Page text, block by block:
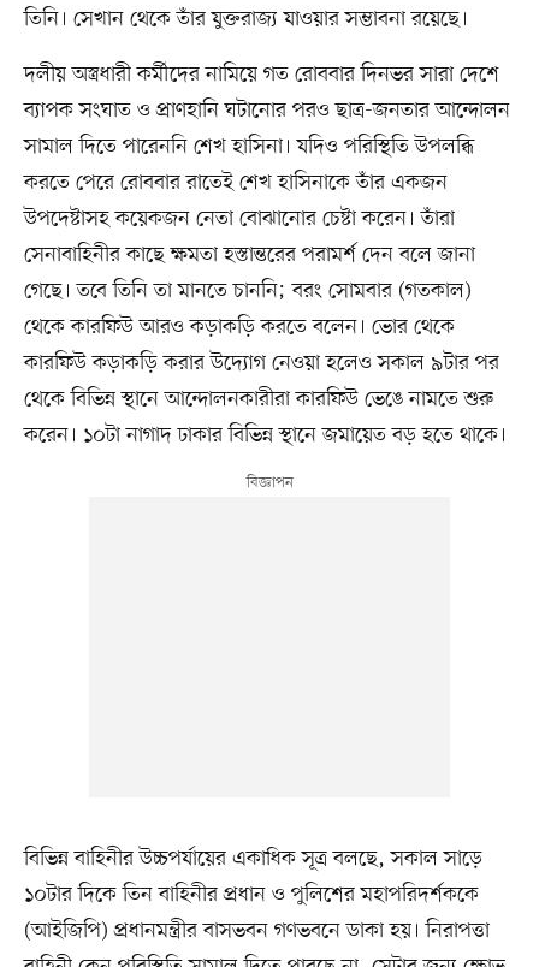
তিনি। সেখান থেকে তাঁর যুক্তরাজ্য যাওয়ার সম্ভাবনা রয়েছে।
দলীয় অস্ত্রধারী কর্মীদের নামিয়ে গত রোববার দিনভর সারা দেশে
ব্যাপক সংঘাত ও প্রাণহানি ঘটানোর পরও ছাত্র-জনতার আন্দোলন
সামাল দিতে পারেননি শেখ হাসিনা। যদিও পরিস্থিতি উপলব্ধি
করতে পেরে রোববার রাতেই শেখ হাসিনাকে তাঁর একজন
উপদেষ্টাসহ কয়েকজন নেতা বোঝানোর চেষ্টা করেন। তাঁরা
সেনাবাহিনীর কাছে ক্ষমতা হস্তান্তরের পরামর্শ দেন বলে জানা
গেছে। তবে তিনি তা মানতে চাননি; বরং সোমবার (গতকাল)
থেকে কারফিউ আরও কড়াকড়ি করতে বলেন। ভোর থেকে
কারফিউ কড়াকড়ি করার উদ্যোগ নেওয়া হলেও সকাল ৯টার পর
থেকে বিভিন্ন স্থানে আন্দোলনকারীরা কারফিউ ভেঙে নামতে শুরু
করেন। ১০টা নাগাদ ঢাকার বিভিন্ন স্থানে জমায়েত বড় হতে থাকে।
বিভিন্ন বাহিনীর উচ্চপর্যায়ের একাধিক সূত্র বলছে, সকাল সাড়ে
১০টার দিকে তিন বাহিনীর প্রধান ও পুলিশের মহাপরিদর্শককে
(আইজিপি) প্রধানমন্ত্রীর বাসভবন গণভবনে ডাকা হয়। নিরাপত্তা